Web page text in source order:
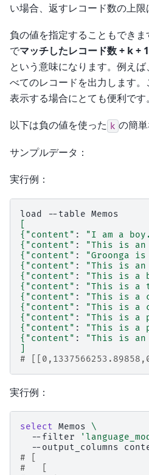
い場合、返すレコード数の上限
負の値を指定することもでき
でマッチしたレコード数 + k + 1
という意味になります。例えば、
べてのレコードを出力します
表示する場合にとても便利です。
以下は負の値を使った k の簡単
サンプルデータ：
実行例：
load --table
{ "content" : "I am a
{ "content" : "This is an
{ "content" :
"Groonga
{ "content" : "This is an
{ "content" : "This is a
{ "content" : "This is a
{ "content" : "This is a
{ "content" : "This is a
{ "content" : "This is a
{ "content" : "This is a
{ "content" : "This is an
#
実行例：
select Memos
\
--filter
--output_columns
# [
#   [